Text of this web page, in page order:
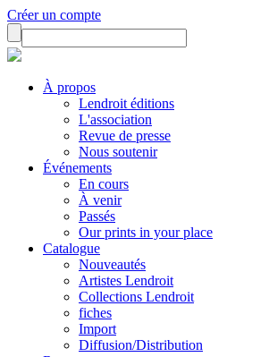
Créer un compte
À propos
Lendroit éditions
L'association
Revue de presse
Nous soutenir
Événements
En cours
À venir
Passés
Our prints in your place
Catalogue
Nouveautés
Artistes Lendroit
Collections Lendroit
fiches
Import
Diffusion/Distribution